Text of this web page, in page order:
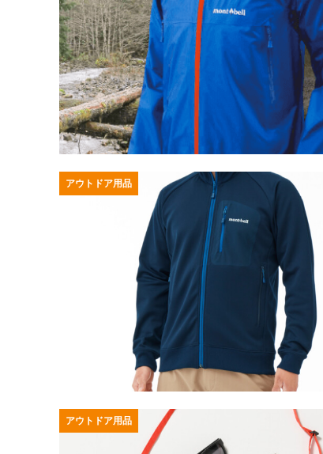
アウトドア用品
アウトドア用品